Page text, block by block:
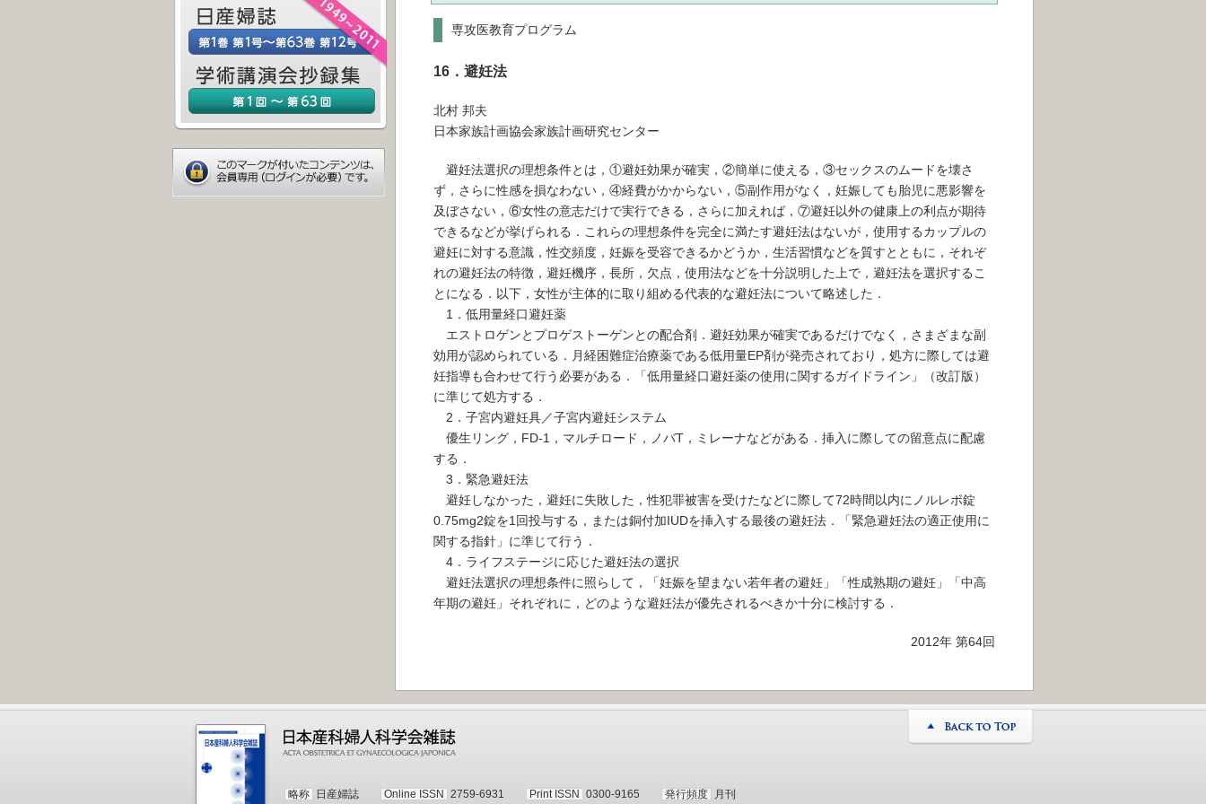
専攻医教育プログラム
16．避妊法
北村 邦夫
日本家族計画協会家族計画研究センター
避妊法選択の理想条件とは，①避妊効果が確実，②簡単に使える，③セックスのムードを壊さ
ず，さらに性感を損なわない，④経費がかからない，⑤副作用がなく，妊娠しても胎児に悪影響を
及ぼさない，⑥女性の意志だけで実行できる，さらに加えれば，⑦避妊以外の健康上の利点が期待
できるなどが挙げられる．これらの理想条件を完全に満たす避妊法はないが，使用するカップルの
避妊に対する意識，性交頻度，妊娠を受容できるかどうか，生活習慣などを質すとともに，それぞ
れの避妊法の特徴，避妊機序，長所，欠点，使用法などを十分説明した上で，避妊法を選択するこ
とになる．以下，女性が主体的に取り組める代表的な避妊法について略述した．
1．低用量経口避妊薬
エストロゲンとプロゲストーゲンとの配合剤．避妊効果が確実であるだけでなく，さまざまな副
効用が認められている．月経困難症治療薬である低用量EP剤が発売されており，処方に際しては避
妊指導も合わせて行う必要がある．「低用量経口避妊薬の使用に関するガイドライン」（改訂版）
に準じて処方する．
2．子宮内避妊具／子宮内避妊システム
優生リング，FD-1，マルチロード，ノバT，ミレーナなどがある．挿入に際しての留意点に配慮
する．
3．緊急避妊法
避妊しなかった，避妊に失敗した，性犯罪被害を受けたなどに際して72時間以内にノルレボ錠
0.75mg2錠を1回投与する，または銅付加IUDを挿入する最後の避妊法．「緊急避妊法の適正使用に
関する指針」に準じて行う．
4．ライフステージに応じた避妊法の選択
避妊法選択の理想条件に照らして，「妊娠を望まない若年者の避妊」「性成熟期の避妊」「中高
年期の避妊」それぞれに，どのような避妊法が優先されるべきか十分に検討する．
2012年 第64回
略称 日産婦誌 Online ISSN 2759-6931 Print ISSN 0300-9165 発行頻度 月刊